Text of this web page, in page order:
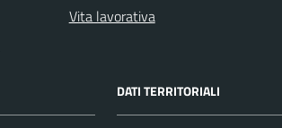
Vita lavorativa
DATI TERRITORIALI